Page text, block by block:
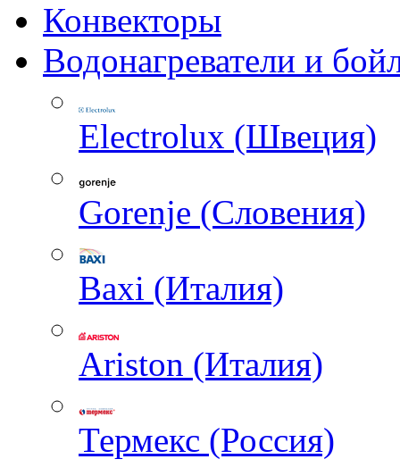
Конвекторы
Водонагреватели и
Electrolux (Швеция)
Gorenje (Словения)
Baxi (Италия)
Ariston (Италия)
Термекс (Россия)